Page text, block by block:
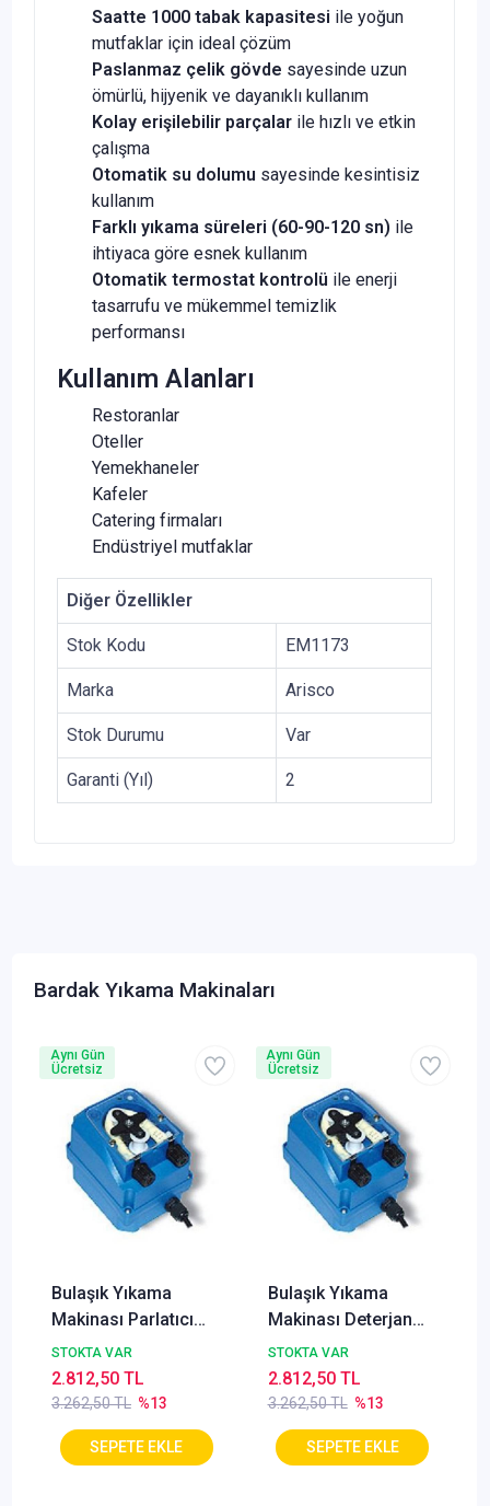
Saatte 1000 tabak kapasitesi ile yoğun
mutfaklar için ideal çözüm
Paslanmaz çelik gövde sayesinde uzun
ömürlü, hijyenik ve dayanıklı kullanım
Kolay erişilebilir parçalar ile hızlı ve etkin
çalışma
Otomatik su dolumu sayesinde kesintisiz
kullanım
Farklı yıkama süreleri (60-90-120 sn) ile
ihtiyaca göre esnek kullanım
Otomatik termostat kontrolü ile enerji
tasarrufu ve mükemmel temizlik
performansı
Kullanım Alanları
Restoranlar
Oteller
Yemekhaneler
Kafeler
Catering firmaları
Endüstriyel mutfaklar
Diğer Özellikler
Stok Kodu EM1173
Marka Arisco
Stok Durumu Var
Garanti (Yıl) 2
Bardak Yıkama Makinaları
Bulaşık Yıkama
Makinası Parlatıcı
Pompası
STOKTA VAR
3.262,50 TL %13
2.812,50 TL
Aynı Gün
Ücretsiz
Bulaşık Yıkama
Makinası Deterjan
Pompası
STOKTA VAR
3.262,50 TL %13
2.812,50 TL
Aynı Gün
Ücretsiz